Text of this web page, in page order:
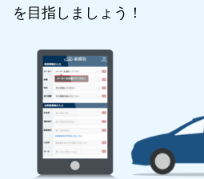
を目指しましょう！